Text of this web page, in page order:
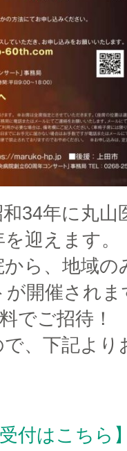
34年に丸
迎えます。
ら、地域
開催されま
でご招待！
、下記より
付はこちら